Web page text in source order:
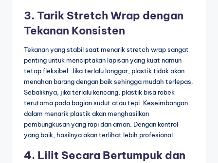
3. Tarik Stretch Wrap dengan
Tekanan Konsisten
Tekanan yang stabil saat menarik stretch wrap sangat
penting untuk menciptakan lapisan yang kuat namun
tetap fleksibel. Jika terlalu longgar, plastik tidak akan
menahan barang dengan baik sehingga mudah terlepas.
Sebaliknya, jika terlalu kencang, plastik bisa robek
terutama pada bagian sudut atau tepi. Keseimbangan
dalam menarik plastik akan menghasilkan
pembungkusan yang rapi dan aman. Dengan kontrol
yang baik, hasilnya akan terlihat lebih profesional.
4. Lilit Secara Bertumpuk dan